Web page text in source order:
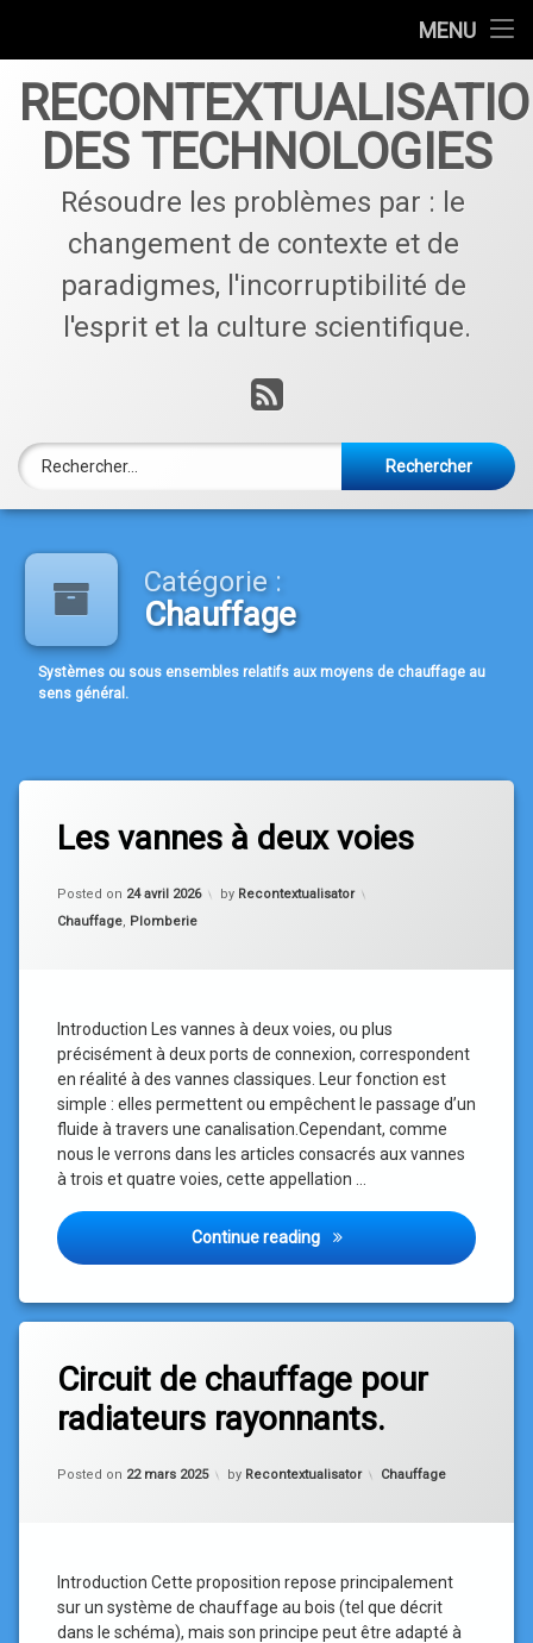
MENU
Qui sommes nous ?
Contactez nous !
Articles par catégories
content
DES TECHNOLOGIES
Résoudre les problèmes par : le
changement de contexte et de
paradigmes, l'incorruptibilité de
l'esprit et la culture scientifique.
RSS
Rechercher :
Catégorie :
Chauffage
Systèmes ou sous ensembles relatifs aux moyens de chauffage au
sens général.
Les vannes à deux voies
Posted on 24 avril 2026
Updated on 27 avril 2026
by Recontextualisator
Categories:
Chauffage, Plomberie
Introduction Les vannes à deux voies, ou plus
précisément à deux ports de connexion, correspondent
en réalité à des vannes classiques. Leur fonction est
simple : elles permettent ou empêchent le passage d’un
fluide à travers une canalisation.Cependant, comme
nous le verrons dans les articles consacrés aux vannes
à trois et quatre voies, cette appellation …
Continue reading Les vannes à deux voies
Circuit de chauffage pour
radiateurs rayonnants.
Posted on 22 mars 2025
Updated on 22 avril 2026
by Recontextualisator Categories:
Chauffage
Introduction Cette proposition repose principalement
sur un système de chauffage au bois (tel que décrit
dans le schéma), mais son principe peut être adapté à
Chauffage
Economies
d'énergie
et écologie